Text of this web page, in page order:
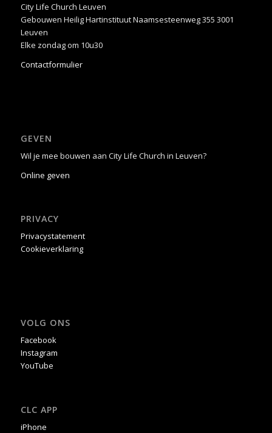
City Life Church Leuven
Gebouwen Heilig Hartinstituut Naamsesteenweg 355 3001
Leuven
Elke zondag om 10u30
Contactformulier
GEVEN
Wil je mee bouwen aan City Life Church in Leuven?
Online geven
PRIVACY
Privacystatement
Cookieverklaring
VOLG ONS
Facebook
Instagram
YouTube
CLC APP
iPhone